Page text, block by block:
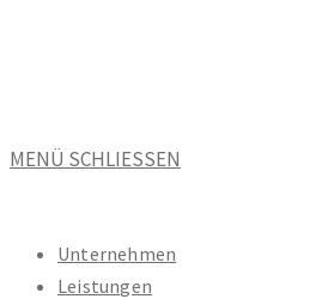
MENÜ SCHLIESSEN
Unternehmen
Leistungen